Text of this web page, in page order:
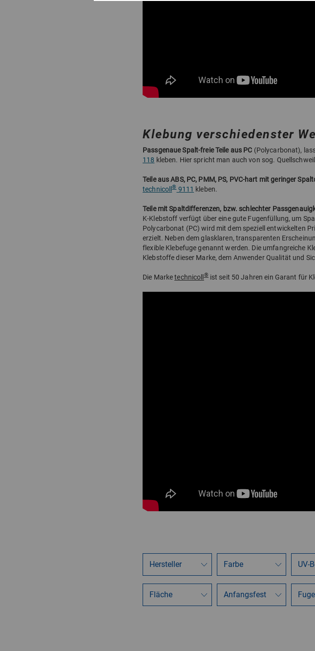
Klebung verschiedenster
Passgenaue Spalt-freie Teile aus PC (Polycarbonat),
118 kleben. Hier spricht man auch von sog.
Teile aus ABS, PC, PMM, PS, PVC-hart mit geringer
technicoll®9111 kleben.
Teile mit Spaltdifferenzen, bzw. schlechter
K-Klebstoff verfügt über eine gute Fugenfüllung, um
Polycarbonat (PC) wird mit dem speziell entwickelten
erzielt. Neben dem glasklaren, transparenten
flexible Klebefuge genannt werden. Die umfangreiche
Klebstoffe dieser Marke, dem Anwender Qualität und
Die Marketechnicoll®ist seit 50 Jahren ein Garant für